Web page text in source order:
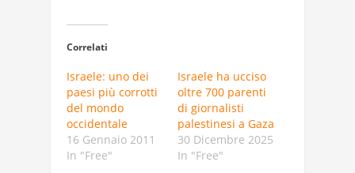
Correlati
Israele: uno dei
paesi più corrotti
del mondo
occidentale
16 Gennaio 2011
In "Free"
Israele ha ucciso
oltre 700 parenti
di giornalisti
palestinesi a Gaza
30 Dicembre 2025
In "Free"